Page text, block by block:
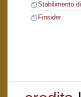
Stabilimento
Finsider